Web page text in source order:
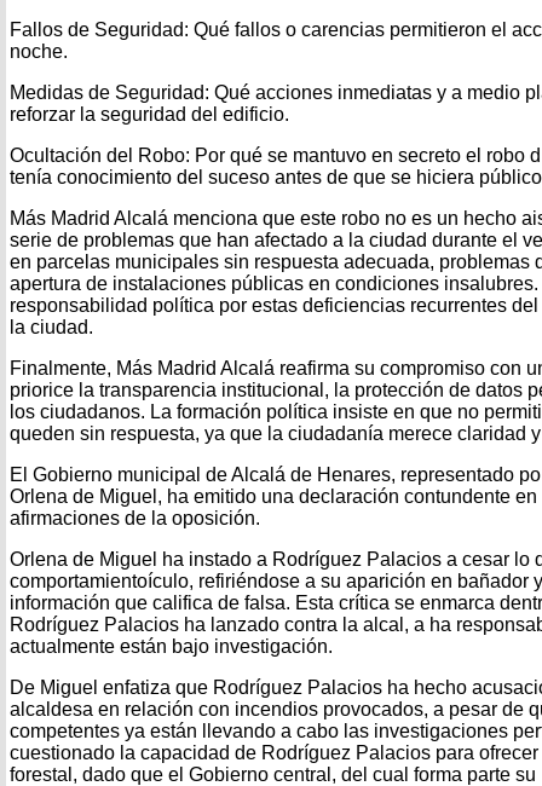
Fallos de Seguridad: Qué fallos o carencias permitieron el
noche.
Medidas de Seguridad: Qué acciones inmediatas y a medio
reforzar la seguridad del edificio.
Ocultación del Robo: Por qué se mantuvo en secreto el robo
tenía conocimiento del suceso antes de que se hiciera
Más Madrid Alcalá menciona que este robo no es un hecho
serie de problemas que han afectado a la ciudad durante el
en parcelas municipales sin respuesta adecuada, problemas
apertura de instalaciones públicas en condiciones
responsabilidad política por estas deficiencias recurrentes
la ciudad.
Finalmente, Más Madrid Alcalá reafirma su compromiso con
priorice la transparencia institucional, la protección de datos
los ciudadanos. La formación política insiste en que no
queden sin respuesta, ya que la ciudadanía merece claridad
El Gobierno municipal de Alcalá de Henares, representado
Orlena de Miguel, ha emitido una declaración contundente
afirmaciones de la oposición.
Orlena de Miguel ha instado a Rodríguez Palacios a cesar lo
comportamientoículo, refiriéndose a su aparición en bañador
información que califica de falsa. Esta crítica se enmarca
Rodríguez Palacios ha lanzado contra la alcal, a ha
actualmente están bajo investigación.
De Miguel enfatiza que Rodríguez Palacios ha hecho
alcaldesa en relación con incendios provocados, a pesar de
competentes ya están llevando a cabo las investigaciones
cuestionado la capacidad de Rodríguez Palacios para
forestal, dado que el Gobierno central, del cual forma parte